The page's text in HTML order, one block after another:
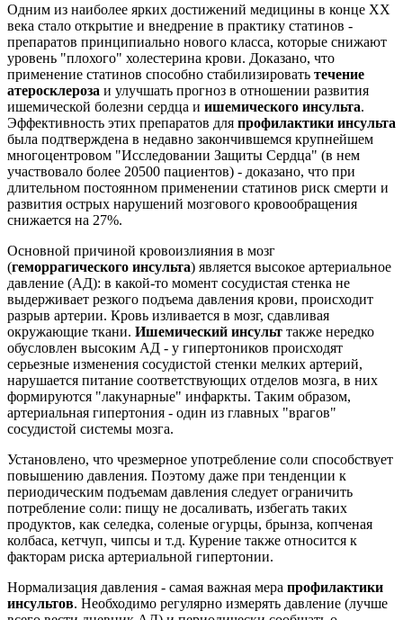
Одним из наиболее ярких достижений медицины в конце XX
века стало открытие и внедрение в практику статинов -
препаратов принципиально нового класса, которые снижают
уровень "плохого" холестерина крови. Доказано, что
применение статинов способно стабилизировать течение
атеросклероза и улучшать прогноз в отношении развития
ишемической болезни сердца и ишемического инсульта.
Эффективность этих препаратов для профилактики инсульта
была подтверждена в недавно закончившемся крупнейшем
многоцентровом "Исследовании Защиты Сердца" (в нем
участвовало более 20500 пациентов) - доказано, что при
длительном постоянном применении статинов риск смерти и
развития острых нарушений мозгового кровообращения
снижается на 27%.
Основной причиной кровоизлияния в мозг
(геморрагического инсульта) является высокое артериальное
давление (АД): в какой-то момент сосудистая стенка не
выдерживает резкого подъема давления крови, происходит
разрыв артерии. Кровь изливается в мозг, сдавливая
окружающие ткани. Ишемический инсульт также нередко
обусловлен высоким АД - у гипертоников происходят
серьезные изменения сосудистой стенки мелких артерий,
нарушается питание соответствующих отделов мозга, в них
формируются "лакунарные" инфаркты. Таким образом,
артериальная гипертония - один из главных "врагов"
сосудистой системы мозга.
Установлено, что чрезмерное употребление соли способствует
повышению давления. Поэтому даже при тенденции к
периодическим подъемам давления следует ограничить
потребление соли: пищу не досаливать, избегать таких
продуктов, как селедка, соленые огурцы, брынза, копченая
колбаса, кетчуп, чипсы и т.д. Курение также относится к
факторам риска артериальной гипертонии.
Нормализация давления - самая важная мера профилактики
инсультов. Необходимо регулярно измерять давление (лучше